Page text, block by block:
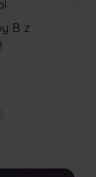
Health
B z